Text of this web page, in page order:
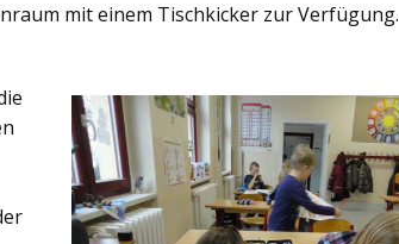
mit einem Tischkicker zur Verfügung.